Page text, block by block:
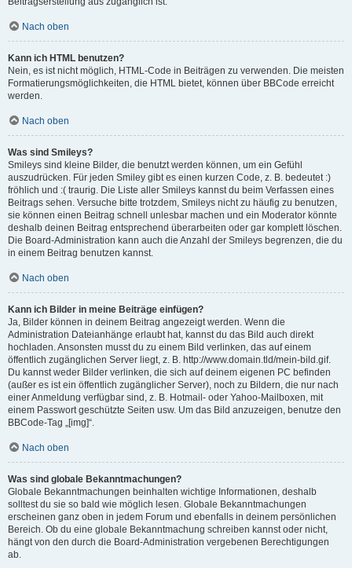
Nach oben
Kann ich HTML benutzen?
Nein, es ist nicht möglich, HTML-Code in Beiträgen zu verwenden. Die meisten
Formatierungsmöglichkeiten, die HTML bietet, können über BBCode erreicht
werden.
Nach oben
Was sind Smileys?
Smileys sind kleine Bilder, die benutzt werden können, um ein Gefühl
auszudrücken. Für jeden Smiley gibt es einen kurzen Code, z. B. bedeutet :)
fröhlich und :( traurig. Die Liste aller Smileys kannst du beim Verfassen eines
Beitrags sehen. Versuche bitte trotzdem, Smileys nicht zu häufig zu benutzen,
sie können einen Beitrag schnell unlesbar machen und ein Moderator könnte
deshalb deinen Beitrag entsprechend überarbeiten oder gar komplett löschen.
Die Board-Administration kann auch die Anzahl der Smileys begrenzen, die du
in einem Beitrag benutzen kannst.
Nach oben
Kann ich Bilder in meine Beiträge einfügen?
Ja, Bilder können in deinem Beitrag angezeigt werden. Wenn die
Administration Dateianhänge erlaubt hat, kannst du das Bild auch direkt
hochladen. Ansonsten musst du zu einem Bild verlinken, das auf einem
öffentlich zugänglichen Server liegt, z. B. http://www.domain.tld/mein-bild.gif.
Du kannst weder Bilder verlinken, die sich auf deinem eigenen PC befinden
(außer es ist ein öffentlich zugänglicher Server), noch zu Bildern, die nur nach
einer Anmeldung verfügbar sind, z. B. Hotmail- oder Yahoo-Mailboxen, mit
einem Passwort geschützte Seiten usw. Um das Bild anzuzeigen, benutze den
BBCode-Tag „[img]“.
Nach oben
Was sind globale Bekanntmachungen?
Globale Bekanntmachungen beinhalten wichtige Informationen, deshalb
solltest du sie so bald wie möglich lesen. Globale Bekanntmachungen
erscheinen ganz oben in jedem Forum und ebenfalls in deinem persönlichen
Bereich. Ob du eine globale Bekanntmachung schreiben kannst oder nicht,
hängt von den durch die Board-Administration vergebenen Berechtigungen
ab.